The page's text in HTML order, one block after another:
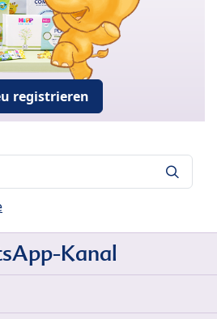
registrieren
Kanal